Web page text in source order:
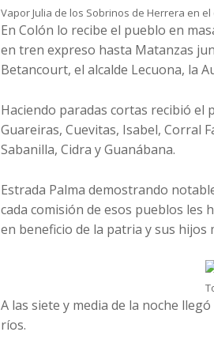
Vapor Julia de los Sobrinos de Herrera en
En Colón lo recibe el pueblo en
en tren expreso hasta Matanzas
Betancourt, el alcalde Lecuona, la
Haciendo paradas cortas recibió el
Guareiras, Cuevitas, Isabel, Corral
Sabanilla, Cidra y Guanábana.
Estrada Palma demostrando
cada comisión de esos pueblos les
en beneficio de la patria y sus hijos
A las siete y media de la noche
ríos.